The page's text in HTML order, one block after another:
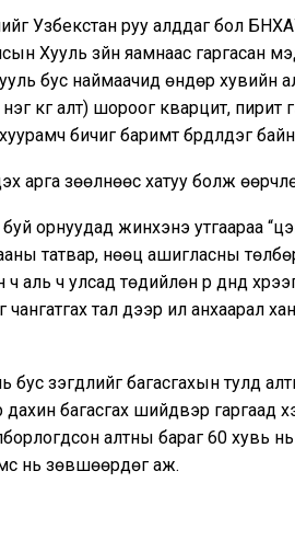
Узбекстан руу алддаг бол
Хууль зүйн яамнаас гаргасан
бус наймаачид өндөр хувийн
кг алт) шороог кварцит, пирит
бичиг баримт бүрдүүлдэг
арга зөөлнөөс хатуу болж
орнуудад жинхэнэ утгаараа
татвар, нөөц ашигласны
аль ч улсад төдийлөн үр дүнд
чангатгах тал дээр илүү анхаарал
үзэгдлийг багасгахын тулд
багасгах шийдвэр гаргаад
алтны бараг 60 хувь
нь зөвшөөрдөг аж.